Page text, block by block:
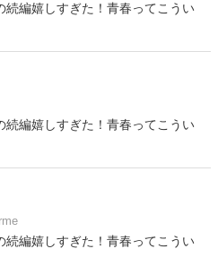
続編嬉しすぎた！青春ってこうい
続編嬉しすぎた！青春ってこうい
続編嬉しすぎた！青春ってこうい